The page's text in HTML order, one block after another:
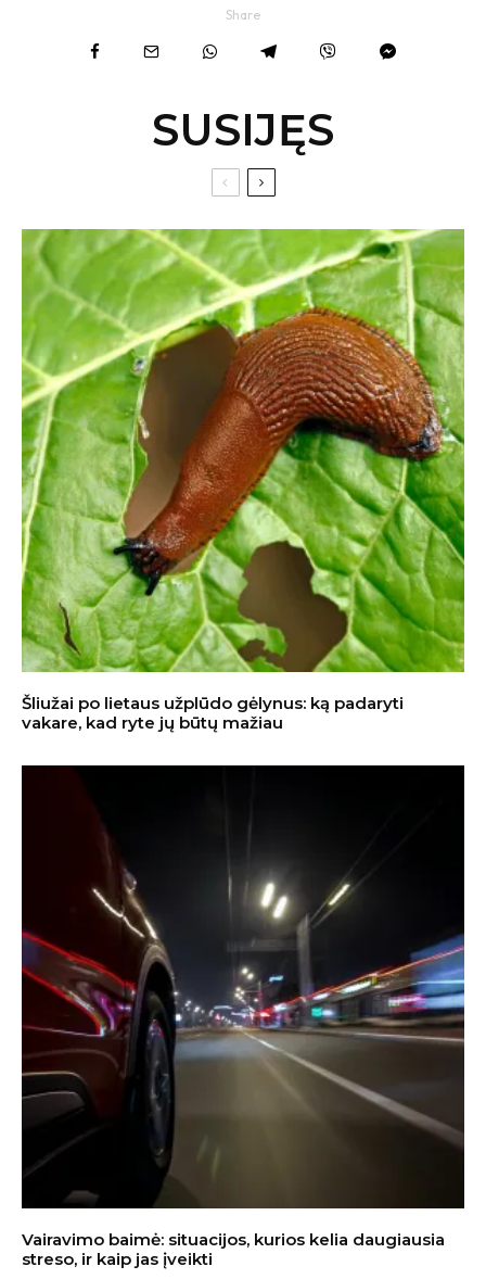
Share
SUSIJĘS
Šliužai po lietaus užplūdo gėlynus: ką padaryti
vakare, kad ryte jų būtų mažiau
Vairavimo baimė: situacijos, kurios kelia daugiausia
streso, ir kaip jas įveikti